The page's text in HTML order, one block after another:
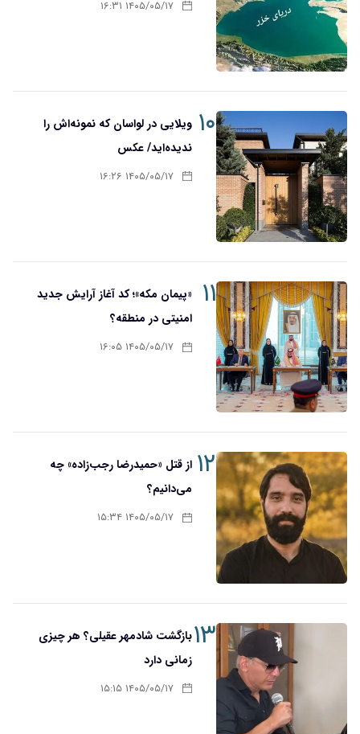
۱۴۰۵/۰۵/۱۷ ۱۶:۳۱
۱۰ ویلایی در لواسان که نمونه‌اش را
ندیده‌اید/ عکس
۱۴۰۵/۰۵/۱۷ ۱۶:۲۶
۱۱
«پیمان مکه»؛ کد آغاز آرایش جدید
امنیتی در منطقه؟
۱۴۰۵/۰۵/۱۷ ۱۶:۰۵
۱۲ از قتل «حمیدرضا رجب‌زاده» چه
می‌دانیم؟
۱۴۰۵/۰۵/۱۷ ۱۵:۳۴
۱۳بازگشت شادمهر عقیلی؟ هر چیزی
زمانی دارد
۱۴۰۵/۰۵/۱۷ ۱۵:۱۵